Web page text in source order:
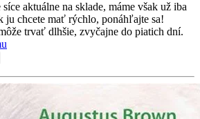
aktuálne na sklade, máme však už iba
ju chcete mať rýchlo, ponáhľajte sa!
trvať dlhšie, zvyčajne do piatich dní.